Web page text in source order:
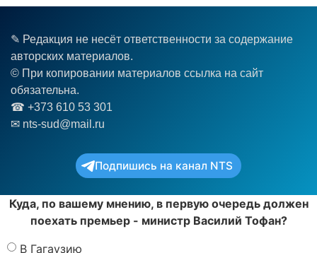
✎ Редакция не несёт ответственности за содержание
авторских материалов.
© При копировании материалов ссылка на сайт
обязательна.
☎︎ +373 610 53 301
✉ nts-sud@mail.ru
Подпишись на канал NTS
Куда, по вашему мнению, в первую очередь должен
поехать премьер - министр Василий Тофан?
В Гагаузию